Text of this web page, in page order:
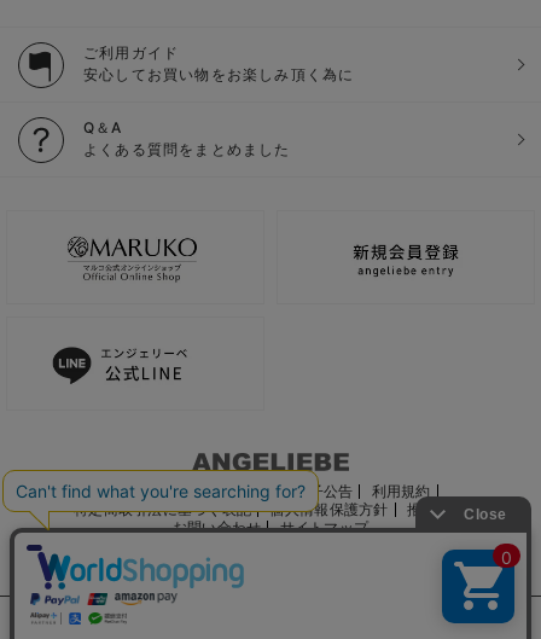
ご利用ガイド
安心してお買い物をお楽しみ頂く為に
Q＆A
よくある質問をまとめました
ご利用ガイド 会社概要 電子公告
利用規約
特定商取引法に基づく表記
個人情報保護方針
推奨環境
お問い合わせ
サイトマップ
サイト内の文章、画像などの著作物はマルコ株式会社に属します。